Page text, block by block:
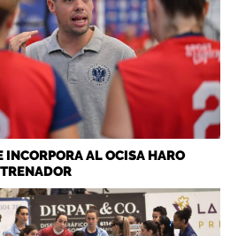
INCORPORA AL OCISA HARO